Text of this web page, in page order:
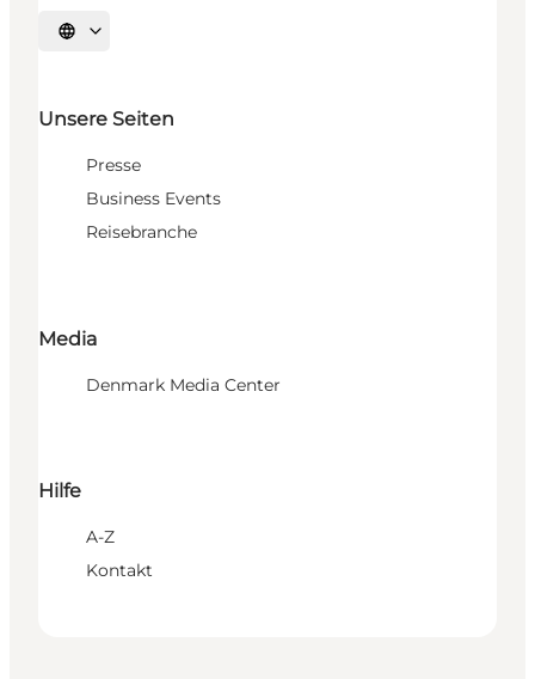
Sprache auswählen
Unsere Seiten
Presse
Business Events
Reisebranche
Media
Denmark Media Center
Hilfe
A-Z
Kontakt